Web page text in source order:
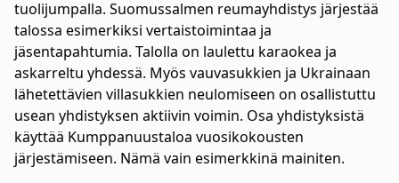
tuolijumpalla. Suomussalmen reumayhdistys järjestää
talossa esimerkiksi vertaistoimintaa ja
jäsentapahtumia. Talolla on laulettu karaokea ja
askarreltu yhdessä. Myös vauvasukkien ja Ukrainaan
lähetettävien villasukkien neulomiseen on osallistuttu
usean yhdistyksen aktiivin voimin. Osa yhdistyksistä
käyttää Kumppanuustaloa vuosikokousten
järjestämiseen. Nämä vain esimerkkinä mainiten.